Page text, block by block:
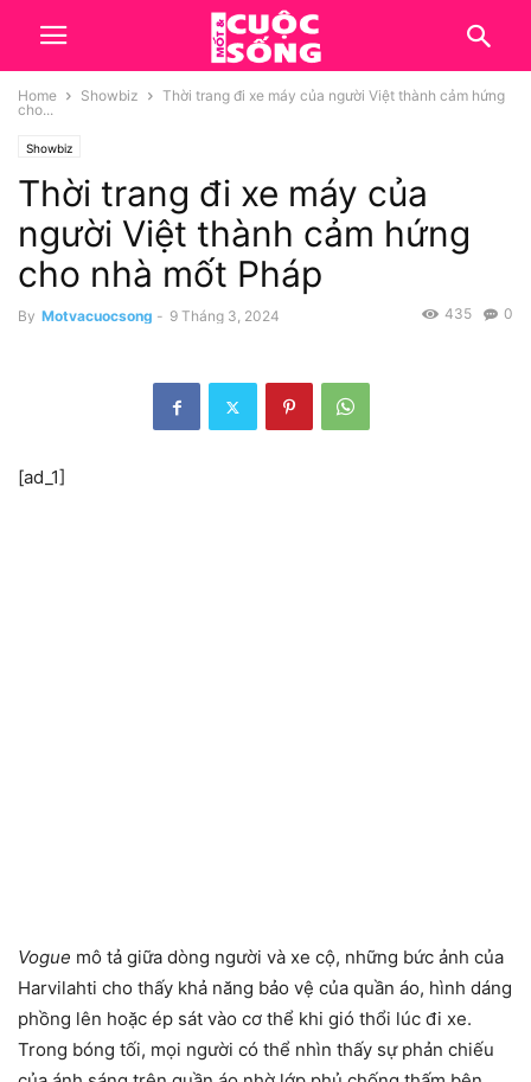
Home Showbiz
Thời trang đi xe máy của người Việt thành cảm hứng
cho...
Showbiz
Thời trang đi xe máy của
người Việt thành cảm hứng
cho nhà mốt Pháp
By Motvacuocsong - 9 Tháng 3, 2024 0
435
[ad_1]
Vogue mô tả giữa dòng người và xe cộ, những bức ảnh của
Harvilahti cho thấy khả năng bảo vệ của quần áo, hình dáng
phồng lên hoặc ép sát vào cơ thể khi gió thổi lúc đi xe.
Trong bóng tối, mọi người có thể nhìn thấy sự phản chiếu